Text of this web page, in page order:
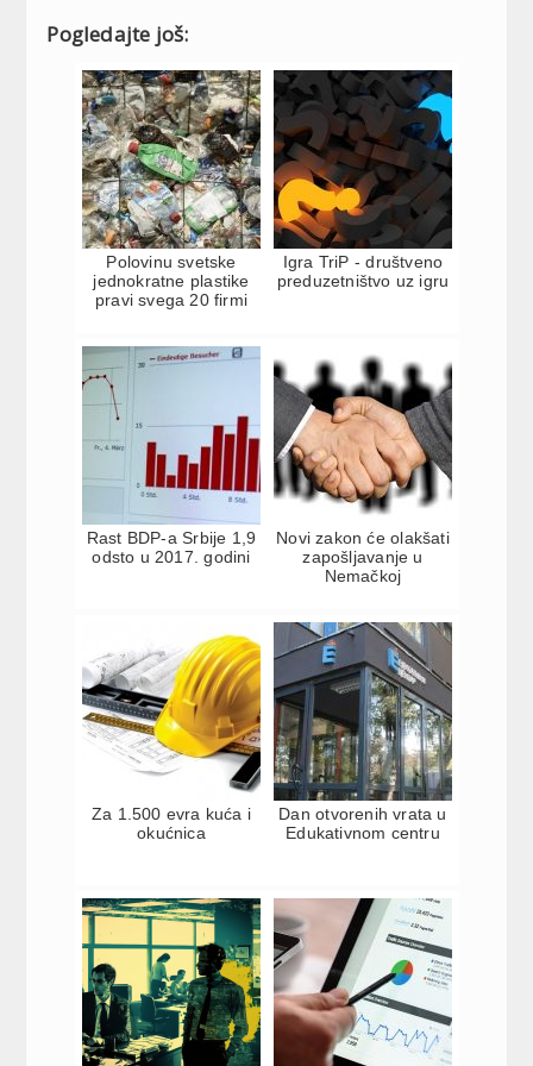
Pogledajte još:
Polovinu svetske
jednokratne plastike
pravi svega 20 firmi
Igra TriP - društveno
preduzetništvo uz igru
Rast BDP-a Srbije 1,9
odsto u 2017. godini
Novi zakon će olakšati
zapošljavanje u
Nemačkoj
Za 1.500 evra kuća i
okućnica
Dan otvorenih vrata u
Edukativnom centru